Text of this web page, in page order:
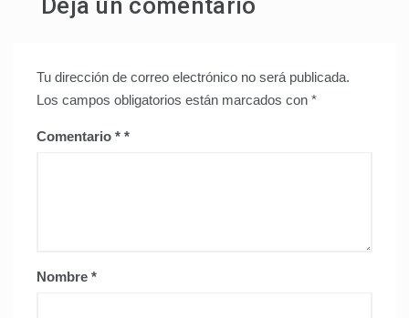
Deja un comentario
Tu dirección de correo electrónico no será publicada.
Los campos obligatorios están marcados con *
Comentario *
Nombre *